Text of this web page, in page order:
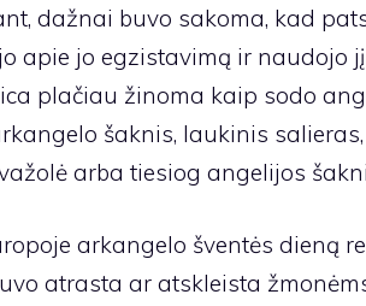
dažnai buvo sakoma, kad
apie jo egzistavimą ir naudojo
plačiau žinoma kaip sodo
šaknis, laukinis
arba tiesiog angelijos
arkangelo šventės dieną
atrasta ar atskleista